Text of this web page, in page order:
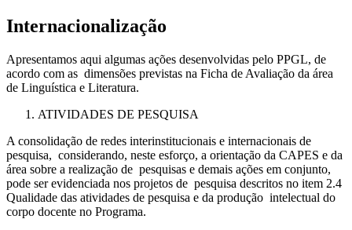
Internacionalização
Apresentamos aqui algumas ações desenvolvidas pelo PPGL, de
acordo com as dimensões previstas na Ficha de Avaliação da área
de Linguística e Literatura.
ATIVIDADES DE PESQUISA
A consolidação de redes interinstitucionais e internacionais de
pesquisa, considerando, neste esforço, a orientação da CAPES e da
área sobre a realização de pesquisas e demais ações em conjunto,
pode ser evidenciada nos projetos de pesquisa descritos no item 2.4
Qualidade das atividades de pesquisa e da produção intelectual do
corpo docente no Programa.